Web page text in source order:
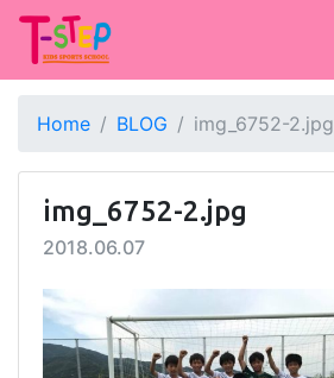
Home BLOG img_6752-2.jpg
img_6752-2.jpg
2018.06.07